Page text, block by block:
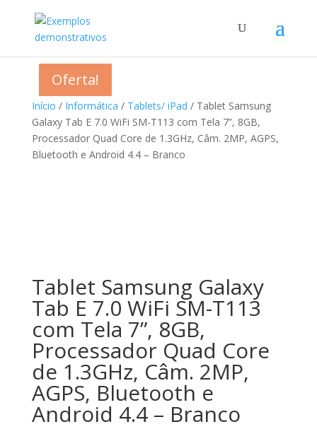
Início / Informática / Tablets/ iPad / Tablet Samsung
Galaxy Tab E 7.0 WiFi SM-T113 com Tela 7”, 8GB,
Processador Quad Core de 1.3GHz, Câm. 2MP, AGPS,
Bluetooth e Android 4.4 – Branco
Tablet Samsung Galaxy
Tab E 7.0 WiFi SM-T113
com Tela 7”, 8GB,
Processador Quad Core
de 1.3GHz, Câm. 2MP,
AGPS, Bluetooth e
Android 4.4 – Branco
Oferta!
Oferta!
Oferta!
Oferta!